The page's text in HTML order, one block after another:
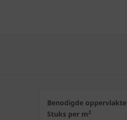
Benodigde oppervlakte
Stuks per m2